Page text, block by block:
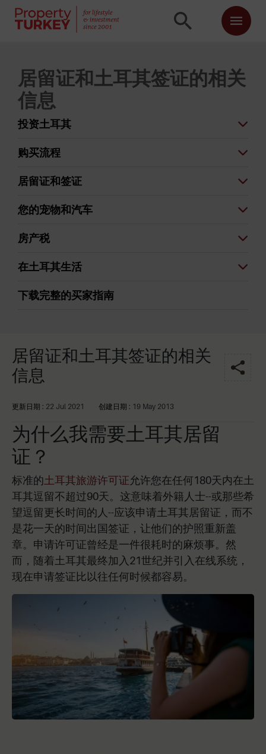
居留证和土耳其签证的相关
信息
投资土耳其
购买流程
居留证和签证
您的宠物和汽车
房产税
在土耳其生活
下载完整的买家指南
居留证和土耳其签证的相关
信息
更新日期 : 22 Jul 2021 创建日期 : 19 May 2013
为什么我需要土耳其居留
证？
标准的土耳其旅游许可证允许您在任何180天内在土
耳其逗留不超过90天。这意味着外籍人士--或那些希
望逗留更长时间的人--应该申请土耳其居留证，而不
是花一天的时间出国签证，让他们的护照重新盖
章。申请许可证曾经是一件很耗时的麻烦事。然
而，随着土耳其最终加入21世纪并引入在线系统，
现在申请签证比以往任何时候都容易。